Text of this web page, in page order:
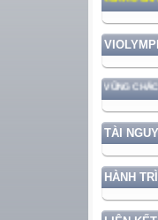
VỚI BẢO VỆ VỮNG CHẮC
TÀI
HÀNH